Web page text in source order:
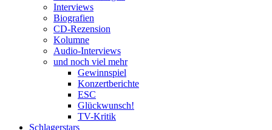
Interviews
Biografien
CD-Rezension
Kolumne
Audio-Interviews
und noch viel mehr
Gewinnspiel
Konzertberichte
ESC
Glückwunsch!
TV-Kritik
Schlagerstars